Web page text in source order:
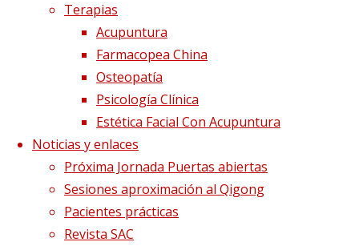
Terapias
Acupuntura
Farmacopea China
Osteopatía
Psicología Clínica
Estética Facial Con Acupuntura
Noticias y enlaces
Próxima Jornada Puertas abiertas
Sesiones aproximación al Qigong
Pacientes prácticas
Revista SAC
15 abril, 2018
ansiedad ,inquietud,mtc
PASIONES: LA INQUIETUD En la cultura china,
las emociones o qing (情) son un don con el
que el cielo bendice al ser humano. Su
cometido es brindarnos la capacidad de
buscar o de rechazar, de amar o de huir, de
reaccionar y de comprender, y de
relacionarnos con el…
Leer más"Pasiones: la inquietud"